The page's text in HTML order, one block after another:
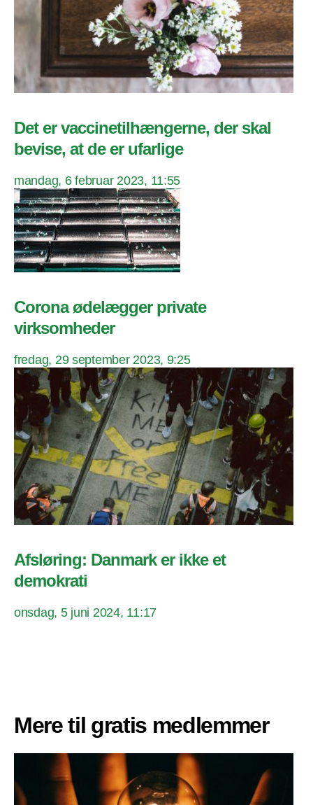
Det er vaccinetilhængerne, der skal
bevise, at de er ufarlige
mandag, 6 februar 2023, 11:55
Corona ødelægger private
virksomheder
fredag, 29 september 2023, 9:25
Afsløring: Danmark er ikke et
demokrati
onsdag, 5 juni 2024, 11:17
Mere til gratis medlemmer